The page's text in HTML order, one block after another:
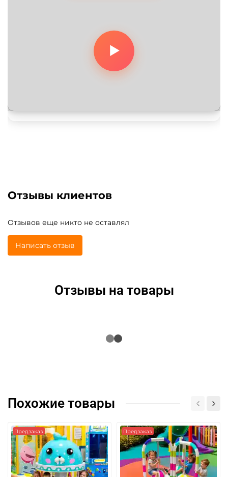
Отзывы клиентов
Отзывов еще никто не оставлял
Написать отзыв
Отзывы на товары
Похожие товары
Предзаказ Предзаказ